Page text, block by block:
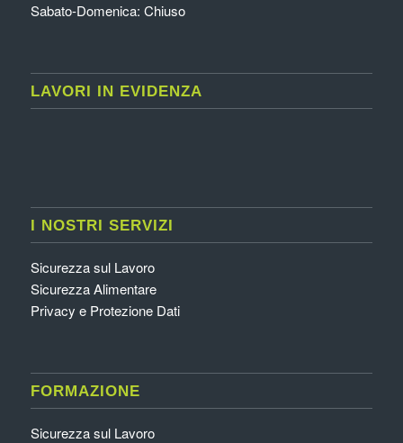
Sabato-Domenica: Chiuso
LAVORI IN EVIDENZA
I NOSTRI SERVIZI
Sicurezza sul Lavoro
Sicurezza Alimentare
Privacy e Protezione Dati
FORMAZIONE
Sicurezza sul Lavoro